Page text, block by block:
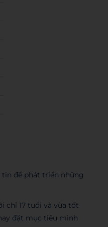
để phát triển những
chỉ 17 tuổi và vừa tốt
đặt mục tiêu mình